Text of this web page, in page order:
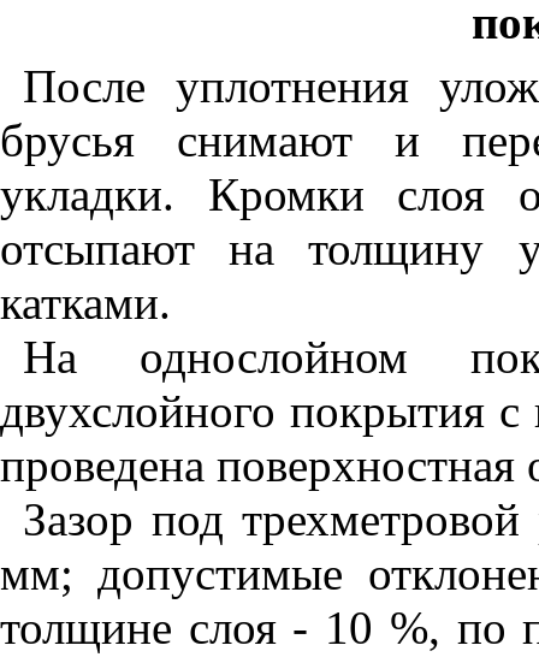
После уплотнения
брусья снимают и
укладки. Кромки слоя
отсыпают на толщину
катками.
На однослойном
двухслойного покрытия
проведена поверхностная
Зазор под
мм; допустимые
толщине слоя - 10 %, по